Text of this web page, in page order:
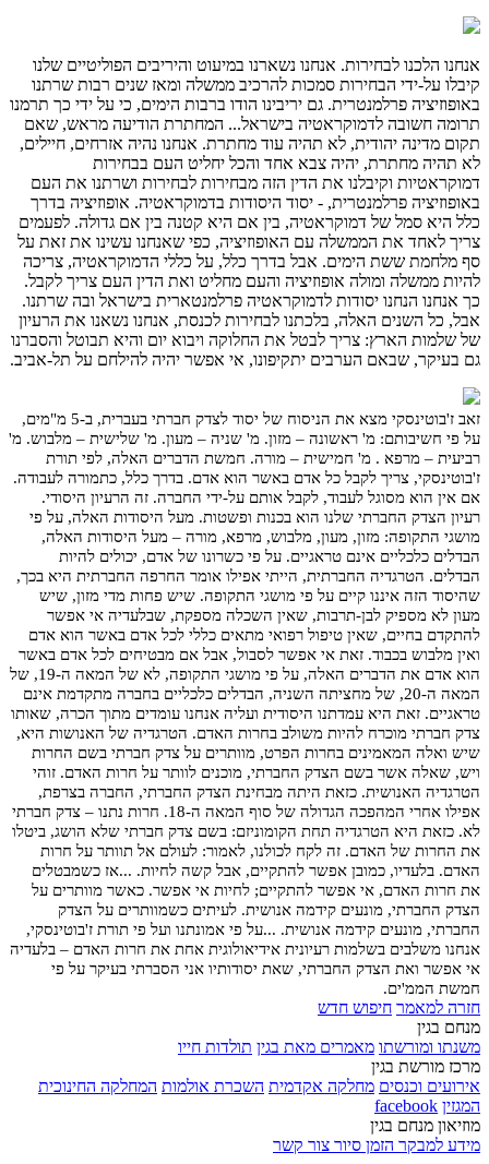
אנחנו הלכנו לבחירות. אנחנו נשארנו במיעוט והיריבים הפוליטיים שלנו
קיבלו על-ידי הבחירות סמכות להרכיב ממשלה ומאז שנים רבות שרתנו
באופוזיציה פרלמנטרית. גם יריבינו הודו ברבות הימים, כי על ידי כך תרמנו
תרומה חשובה לדמוקראטיה בישראל... המחתרת הודיעה מראש, שאם
תקום מדינה יהודית, לא תהיה עוד מחתרת. אנחנו נהיה אזרחים, חיילים,
לא תהיה מחתרת, יהיה צבא אחד והכל יחליט העם בבחירות
דמוקראטיות וקיבלנו את הדין הזה מבחירות לבחירות ושרתנו את העם
באופוזיציה פרלמנטרית, - יסוד היסודות בדמוקראטיה. אופוזיציה בדרך
כלל היא סמל של דמוקראטיה, בין אם היא קטנה בין אם גדולה. לפעמים
צריך לאחד את הממשלה עם האופוזיציה, כפי שאנחנו עשינו את זאת על
סף מלחמת ששת הימים. אבל בדרך כלל, על כללי הדמוקראטיה, צריכה
להיות ממשלה ומולה אופוזיציה והעם מחליט ואת הדין העם צריך לקבל.
כך אנחנו הנחנו יסודות לדמוקראטיה פרלמנטארית בישראל ובה שרתנו.
אבל, כל השנים האלה, בלכתנו לבחירות לכנסת, אנחנו נשאנו את הרעיון
של שלמות הארץ: צריך לבטל את החלוקה ויבוא יום והיא תבוטל והסברנו
גם בעיקר, שבאם הערבים יתקיפונו, אי אפשר יהיה להילחם על תל-אביב.
זאב ז'בוטינסקי מצא את הניסוח של יסוד לצדק חברתי בעברית, ב-5 מ"מים,
על פי חשיבותם: מ' ראשונה – מזון. מ' שניה – מעון. מ' שלישית – מלבוש. מ'
רביעית – מרפא . מ' חמישית – מורה. חמשת הדברים האלה, לפי תורת
ז'בוטינסקי, צריך לקבל כל אדם באשר הוא אדם. בדרך כלל, כתמורה לעבודה.
אם אין הוא מסוגל לעבוד, לקבל אותם על-ידי החברה. זה הרעיון היסודי.
רעיון הצדק החברתי שלנו הוא בכנות ופשטות. מעל היסודות האלה, על פי
מושגי התקופה: מזון, מעון, מלבוש, מרפא, מורה – מעל היסודות האלה,
הבדלים כלכליים אינם טראגיים. על פי כשרונו של אדם, יכולים להיות
הבדלים. הטרגדיה החברתית, הייתי אפילו אומר החרפה החברתית היא בכך,
שהיסוד הזה איננו קיים על פי מושגי התקופה. שיש פחות מדי מזון, שיש
מעון לא מספיק לבן-תרבות, שאין השכלה מספקת, שבלעדיה אי אפשר
להתקדם בחיים, שאין טיפול רפואי מתאים כללי לכל אדם באשר הוא אדם
ואין מלבוש בכבוד. זאת אי אפשר לסבול, אבל אם מבטיחים לכל אדם באשר
הוא אדם את הדברים האלה, על פי מושגי התקופה, לא של המאה ה-19, של
המאה ה-20, של מחציתה השניה, הבדלים כלכליים בחברה מתקדמת אינם
טראגיים. זאת היא עמדתנו היסודית ועליה אנחנו עומדים מתוך הכרה, שאותו
צדק חברתי מוכרח להיות משולב בחרות האדם. הטרגדיה של האנושות היא,
שיש ואלה המאמינים בחרות הפרט, מוותרים על צדק חברתי בשם החרות
ויש, שאלה אשר בשם הצדק החברתי, מוכנים לוותר על חרות האדם. זוהי
הטרגדיה האנושית. כזאת היתה מבחינת הצדק החברתי, החברה בצרפת,
אפילו אחרי המהפכה הגדולה של סוף המאה ה-18. חרות נתנו – צדק חברתי
לא. כזאת היא הטרגדיה תחת הקומוניזם: בשם צדק חברתי שלא הושג, ביטלו
את החרות של האדם. זה לקח לכולנו, לאמור: לעולם אל תוותר על חרות
האדם. בלעדיו, כמובן אפשר להתקיים, אבל קשה לחיות. ...אז כשמבטלים
את חרות האדם, אי אפשר להתקיים; לחיות אי אפשר. כאשר מוותרים על
הצדק החברתי, מונעים קידמה אנושית. לעיתים כשמוותרים על הצדק
החברתי, מונעים קידמה אנושית. ...על פי אמונתנו ועל פי תורת ז'בוטינסקי,
אנחנו משלבים בשלמות רעיונית אידיאולוגית אחת את חרות האדם – בלעדיה
אי אפשר ואת הצדק החברתי, שאת יסודותיו אני הסברתי בעיקר על פי
חמשת הממ'ים.
חזרה למאמר חיפוש חדש
מנחם בגין
משנתו ומורשתו מאמרים מאת בגין תולדות חייו
מרכז מורשת בגין
אירועים וכנסים מחלקה אקדמית השכרת אולמות המחלקה החינוכית
המגזין facebook
מוזיאון מנחם בגין
מידע למבקר הזמן סיור צור קשר